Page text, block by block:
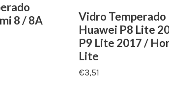
8 / 8A
Vidro Temperado
Huawei P8 Lite
P9 Lite 2017 /
Lite
€3,51